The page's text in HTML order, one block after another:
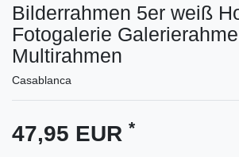
Bilderrahmen 5er weiß
Fotogalerie
Multirahmen
Casablanca
47,95 EUR *